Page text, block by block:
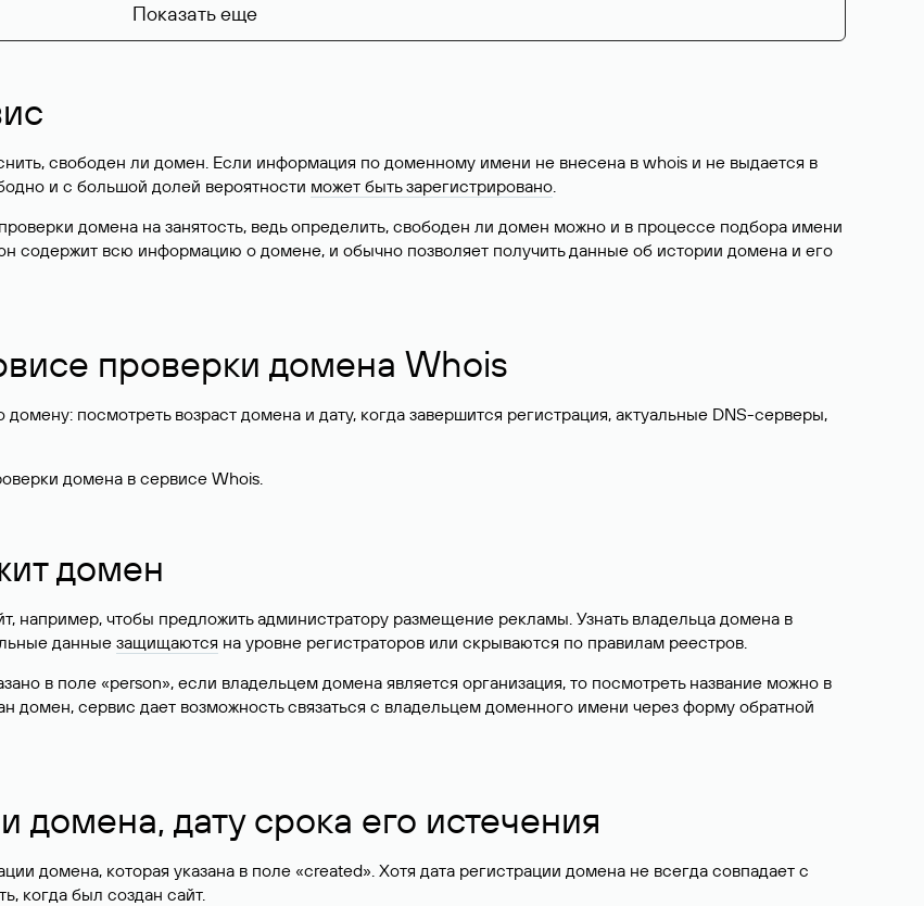
Показать еще
свободен ли домен. Если информация по доменному имени не внесена в whois и не выдается в
и с большой долей вероятности может быть зарегистрировано.
домена на занятость, ведь определить, свободен ли домен можно и в процессе подбора имени
содержит всю информацию о домене, и обычно позволяет получить данные об истории домена и его
проверки домена Whois
посмотреть возраст домена и дату, когда завершится регистрация, актуальные DNS-серверы,
домена в сервисе Whois.
домен
например, чтобы предложить администратору размещение рекламы. Узнать владельца домена в
данные защищаются на уровне регистраторов или скрываются по правилам реестров.
в поле «person», если владельцем домена является организация, то посмотреть название можно в
домен, сервис дает возможность связаться с владельцем доменного имени через форму обратной
домена, дату срока его истечения
домена, которая указана в поле «created». Хотя дата регистрации домена не всегда совпадает с
когда был создан сайт.